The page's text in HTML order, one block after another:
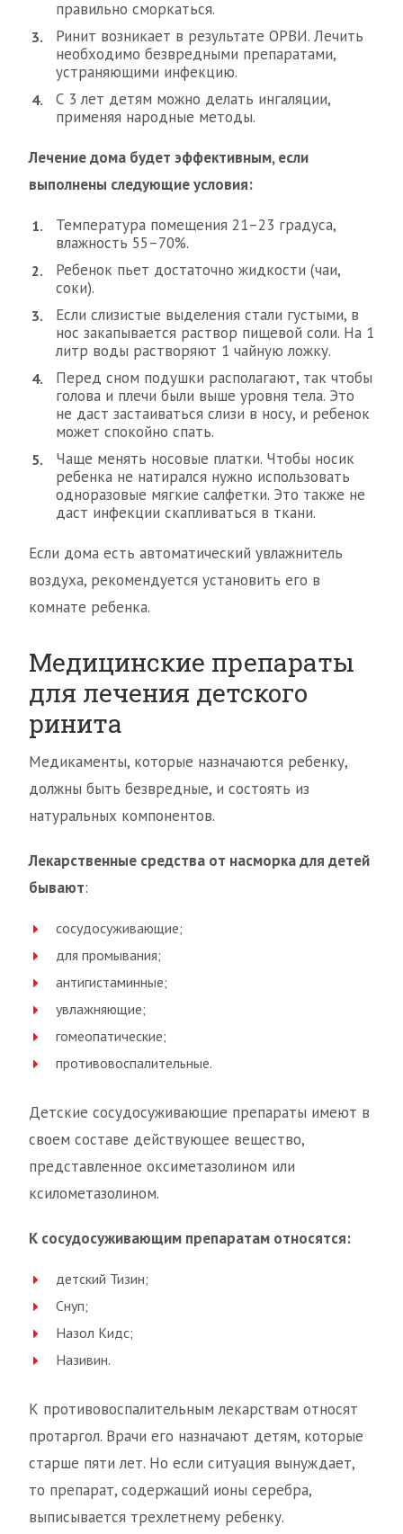
правильно сморкаться.
Ринит возникает в результате ОРВИ. Лечить
необходимо безвредными препаратами,
устраняющими инфекцию.
С 3 лет детям можно делать ингаляции,
применяя народные методы.
Лечение дома будет эффективным, если
выполнены следующие условия:
Температура помещения 21–23 градуса,
влажность 55–70%.
Ребенок пьет достаточно жидкости (чаи,
соки).
Если слизистые выделения стали густыми, в
нос закапывается раствор пищевой соли. На 1
литр воды растворяют 1 чайную ложку.
Перед сном подушки располагают, так чтобы
голова и плечи были выше уровня тела. Это
не даст застаиваться слизи в носу, и ребенок
может спокойно спать.
Чаще менять носовые платки. Чтобы носик
ребенка не натирался нужно использовать
одноразовые мягкие салфетки. Это также не
даст инфекции скапливаться в ткани.
Если дома есть автоматический увлажнитель
воздуха, рекомендуется установить его в
комнате ребенка.
Медицинские препараты
для лечения детского
ринита
Медикаменты, которые назначаются ребенку,
должны быть безвредные, и состоять из
натуральных компонентов.
Лекарственные средства от насморка для детей
бывают:
сосудосуживающие;
для промывания;
антигистаминные;
увлажняющие;
гомеопатические;
противовоспалительные.
Детские сосудосуживающие препараты имеют в
своем составе действующее вещество,
представленное оксиметазолином или
ксилометазолином.
К сосудосуживающим препаратам относятся:
детский Тизин;
Снуп;
Назол Кидс;
Називин.
К противовоспалительным лекарствам относят
протаргол. Врачи его назначают детям, которые
старше пяти лет. Но если ситуация вынуждает,
то препарат, содержащий ионы серебра,
выписывается трехлетнему ребенку.